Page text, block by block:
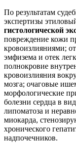
По результатам
экспертизы
гистологической
повреждение кожи
кровоизлияниями;
эмфизема и отек
полнокровие
кровоизлияния
мозга; очаговые
морфологические
болезни сердца в
липоматоза и
миокарда,
хронического
надпочечников.